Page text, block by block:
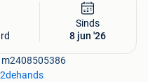
Sinds
8 jun '26
m2408505386